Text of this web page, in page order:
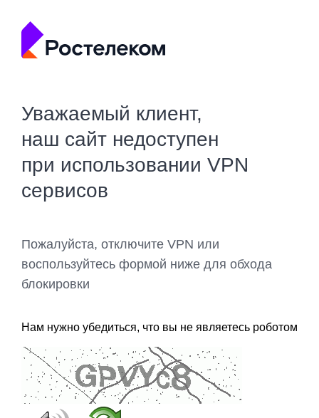
Уважаемый клиент,
наш сайт недоступен
при использовании VPN
сервисов
Пожалуйста, отключите VPN или
воспользуйтесь формой ниже для обхода
блокировки
Нам нужно убедиться, что вы не являетесь роботом